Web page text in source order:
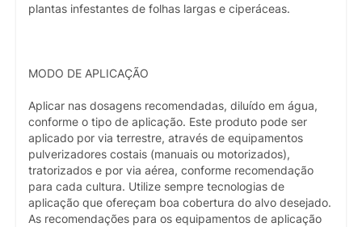
plantas infestantes de folhas largas e ciperáceas.
MODO DE APLICAÇÃO
Aplicar nas dosagens recomendadas, diluído em água,
conforme o tipo de aplicação. Este produto pode ser
aplicado por via terrestre, através de equipamentos
pulverizadores costais (manuais ou motorizados),
tratorizados e por via aérea, conforme recomendação
para cada cultura. Utilize sempre tecnologias de
aplicação que ofereçam boa cobertura do alvo desejado.
As recomendações para os equipamentos de aplicação